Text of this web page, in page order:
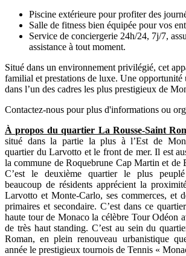
Piscine extérieure pour profiter des
Salle de fitness bien équipée pour vos
Service de conciergerie 24h/24, 7j/7,
assistance à tout moment.
Situé dans un environnement privilégié, cet
familial et prestations de luxe. Une
dans l’un des cadres les plus prestigieux de
Contactez-nous pour plus d'informations ou
À propos du quartier La Rousse-Saint
situé dans la partie la plus à l’Est de
quartier du Larvotto et le front de mer. Il est
la commune de Roquebrune Cap Martin et de
C’est le deuxième quartier le plus
beaucoup de résidents apprécient la
Larvotto et Monte-Carlo, ses commerces, et
primaires et secondaire. C’est dans ce
haute tour de Monaco la célèbre Tour Odéon
de très haut standing. C’est au sein du
Roman, en plein renouveau urbanistique
année le prestigieux tournois de Tennis «